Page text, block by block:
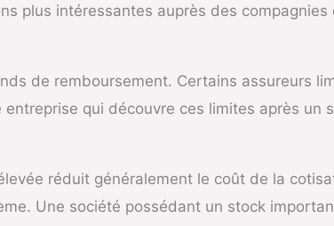
plus intéressantes auprès des compagnies
de remboursement. Certains assureurs
qui découvre ces limites après un
réduit généralement le coût de la
Une société possédant un stock